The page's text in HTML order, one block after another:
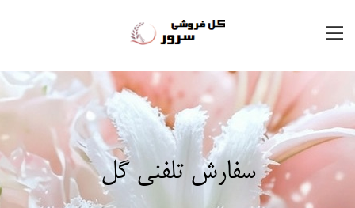
سفارش تلفنی گل